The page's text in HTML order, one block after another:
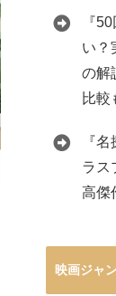
『
い？
の解
比較
『
ラス
高傑
映画ジャ